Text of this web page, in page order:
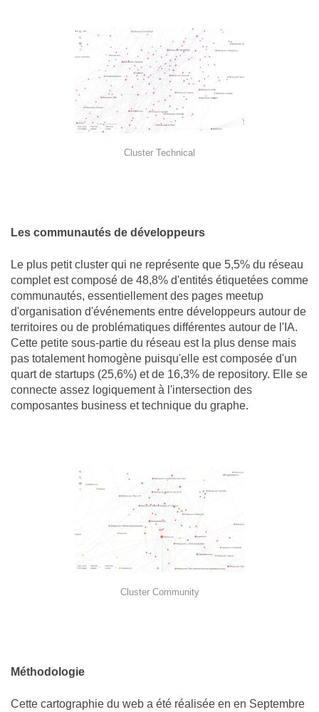
Cluster Technical
Les communautés de développeurs
Le plus petit cluster qui ne représente que 5,5% du réseau
complet est composé de 48,8% d'entités étiquetées comme
communautés, essentiellement des pages meetup
d'organisation d'événements entre développeurs autour de
territoires ou de problématiques différentes autour de l'IA.
Cette petite sous-partie du réseau est la plus dense mais
pas totalement homogène puisqu'elle est composée d'un
quart de startups (25,6%) et de 16,3% de repository. Elle se
connecte assez logiquement à l'intersection des
composantes business et technique du graphe.
Cluster Community
Méthodologie
Cette cartographie du web a été réalisée en en Septembre